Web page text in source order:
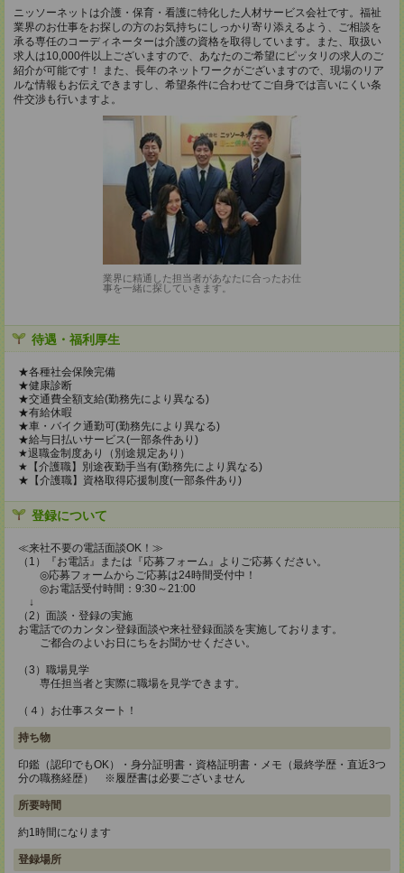
ニッソーネットは介護・保育・看護に特化した人材サービス会社です。福祉
業界のお仕事をお探しの方のお気持ちにしっかり寄り添えるよう、ご相談を
承る専任のコーディネーターは介護の資格を取得しています。また、取扱い
求人は10,000件以上ございますので、あなたのご希望にピッタリの求人のご
紹介が可能です！ また、長年のネットワークがございますので、現場のリア
ルな情報もお伝えできますし、希望条件に合わせてご自身では言いにくい条
件交渉も行いますよ。
業界に精通した担当者があなたに合ったお仕
事を一緒に探していきます。
待遇・福利厚生
★各種社会保険完備
★健康診断
★交通費全額支給(勤務先により異なる)
★有給休暇
★車・バイク通勤可(勤務先により異なる)
★給与日払いサービス(一部条件あり)
★退職金制度あり（別途規定あり）
★【介護職】別途夜勤手当有(勤務先により異なる)
★【介護職】資格取得応援制度(一部条件あり)
登録について
≪来社不要の電話面談OK！≫
（1）『お電話』または『応募フォーム』よりご応募ください。
◎応募フォームからご応募は24時間受付中！
◎お電話受付時間：9:30～21:00
↓
（2）面談・登録の実施
お電話でのカンタン登録面談や来社登録面談を実施しております。
ご都合のよいお日にちをお聞かせください。
（3）職場見学
専任担当者と実際に職場を見学できます。
（４）お仕事スタート！
持ち物
印鑑（認印でもOK）・身分証明書・資格証明書・メモ（最終学歴・直近3つ
分の職務経歴） ※履歴書は必要ございません
所要時間
約1時間になります
登録場所